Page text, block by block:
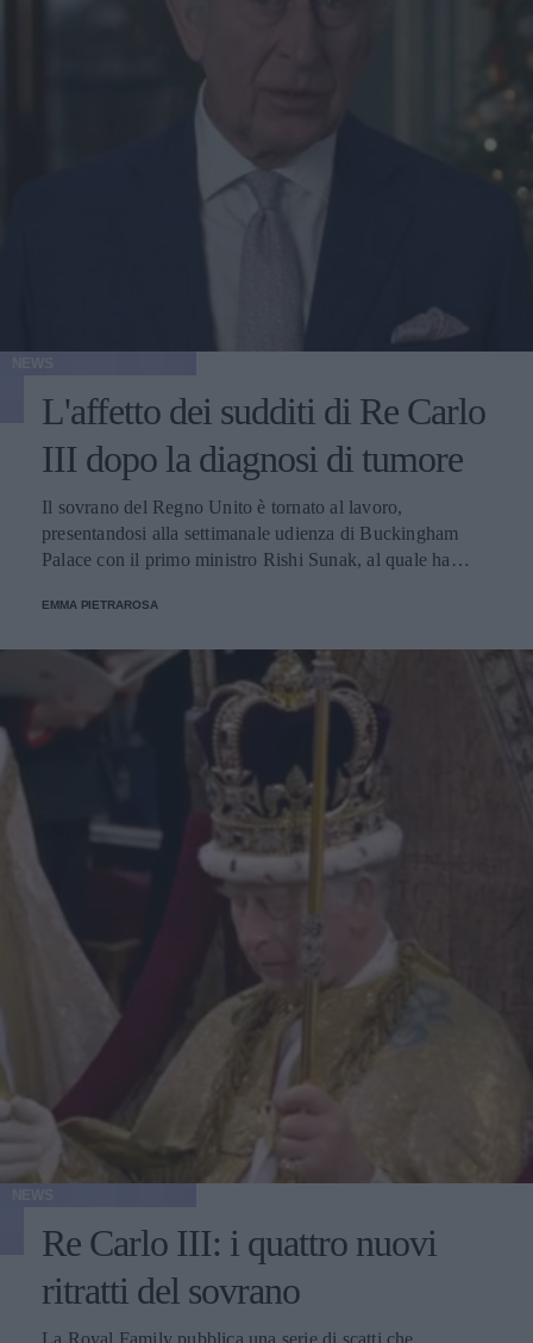
L'affetto dei sudditi di Re Carlo
III dopo la diagnosi di tumore
Il sovrano del Regno Unito è tornato al lavoro,
presentandosi alla settimanale udienza di Buckingham
Palace con il primo ministro Rishi Sunak, al quale ha
EMMA PIETRAROSA
Re Carlo III: i quattro nuovi
ritratti del sovrano
La Royal Family pubblica una serie di scatti che